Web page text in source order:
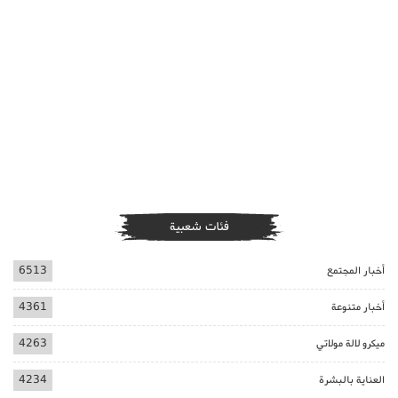
فئات شعبية
أخبار المجتمع 6513
أخبار متنوعة 4361
ميكرو لالة مولاتي 4263
العناية بالبشرة 4234